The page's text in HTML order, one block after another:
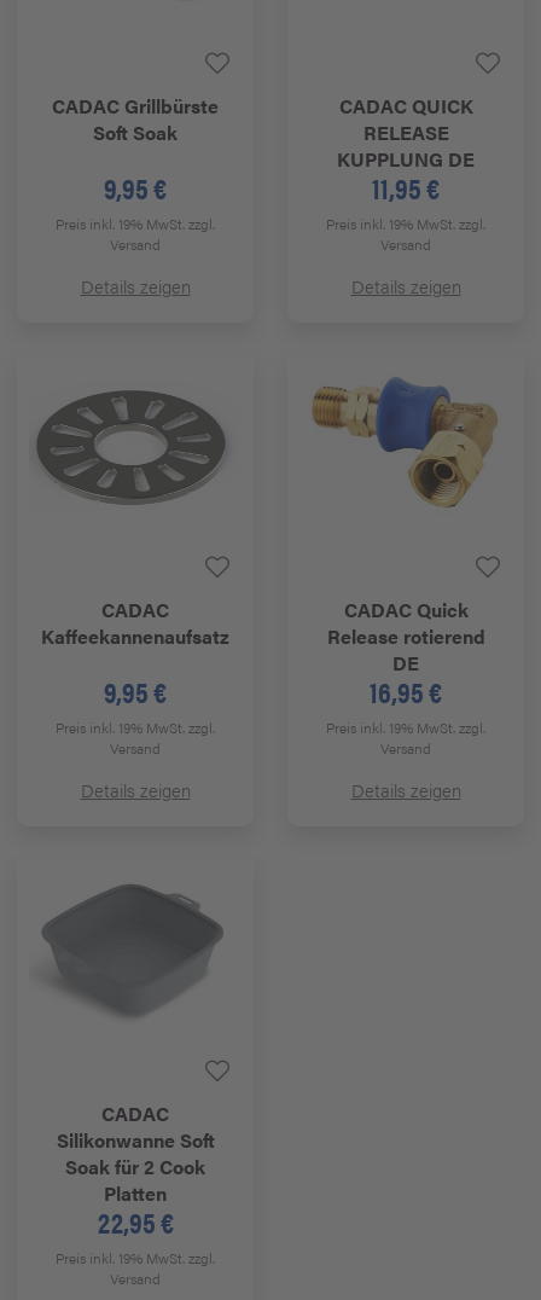
CADAC Grillbürste
Soft Soak
9,95 €
Preis inkl. 19% MwSt.zzgl.
Versand
Details zeigen
CADACQUICK
RELEASE
KUPPLUNG DE
11,95 €
Preis inkl. 19% MwSt.zzgl.
Versand
Details zeigen
CADAC
Kaffeekannenaufsatz
9,95 €
Preis inkl. 19% MwSt.zzgl.
Versand
Details zeigen
CADACQuick
Release rotierend
DE
16,95 €
Preis inkl. 19% MwSt.zzgl.
Versand
Details zeigen
CADAC
Silikonwanne Soft
Soak für 2 Cook
Platten
22,95 €
Preis inkl. 19% MwSt.zzgl.
Versand